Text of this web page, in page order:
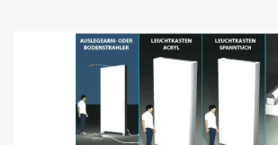
VIERECK PYLONE B125CM BELEUCHTET
VIERECK PYLONE B150CM BELEUCHTET
VIERECK PYLONE B200CM BELEUCHTET
VIERECK PYLONE B250CM BELEUCHTET